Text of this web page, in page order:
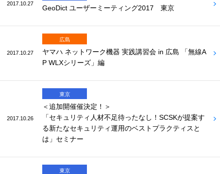
2017.10.27
GeoDict ユーザーミーティング2017 東京
2017.10.27
広島
ヤマハ ネットワーク機器 実践講習会 in 広島 「無線A
P WLXシリーズ」編
2017.10.26
東京
＜追加開催催決定！＞
「セキュリティ人材不足待ったなし！SCSKが提案す
る新たなセキュリティ運用のベストプラクティスと
は」セミナー
東京